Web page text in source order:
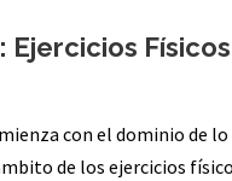
con el dominio de lo
de los ejercicios